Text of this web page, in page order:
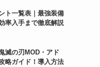
ーム）
ト一覧表｜最強装備
率入手まで徹底解説
滅の刃MOD・アド
略ガイド！導入方法